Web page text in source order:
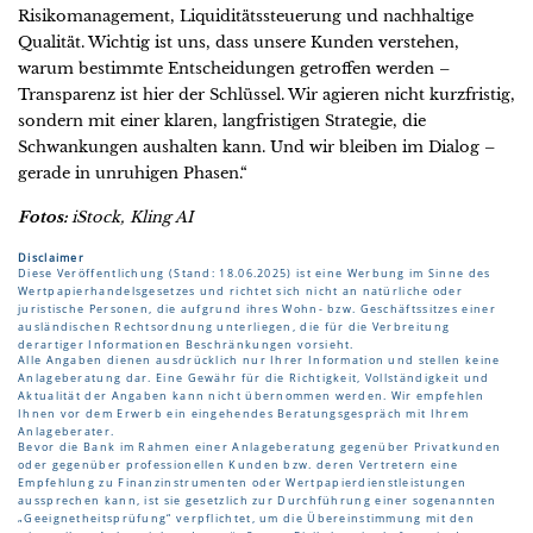
Risikomanagement, Liquiditätssteuerung und nachhaltige
Qualität. Wichtig ist uns, dass unsere Kunden verstehen,
warum bestimmte Entscheidungen getroffen werden –
Transparenz ist hier der Schlüssel. Wir agieren nicht kurzfristig,
sondern mit einer klaren, langfristigen Strategie, die
Schwankungen aushalten kann. Und wir bleiben im Dialog –
gerade in unruhigen Phasen.“
Fotos:iStock, Kling AI
Disclaimer
Diese Veröffentlichung (Stand: 18.06.2025) ist eine Werbung im Sinne des
Wertpapierhandelsgesetzes und richtet sich nicht an natürliche oder
juristische Personen, die aufgrund ihres Wohn- bzw. Geschäftssitzes einer
ausländischen Rechtsordnung unterliegen, die für die Verbreitung
derartiger Informationen Beschränkungen vorsieht.
Alle Angaben dienen ausdrücklich nur Ihrer Information und stellen keine
Anlageberatung dar. Eine Gewähr für die Richtigkeit, Vollständigkeit und
Aktualität der Angaben kann nicht übernommen werden. Wir empfehlen
Ihnen vor dem Erwerb ein eingehendes Beratungsgespräch mit Ihrem
Anlageberater.
Bevor die Bank im Rahmen einer Anlageberatung gegenüber Privatkunden
oder gegenüber professionellen Kunden bzw. deren Vertretern eine
Empfehlung zu Finanzinstrumenten oder Wertpapierdienstleistungen
aussprechen kann, ist sie gesetzlich zur Durchführung einer sogenannten
„Geeignetheitsprüfung“ verpflichtet, um die Übereinstimmung mit den